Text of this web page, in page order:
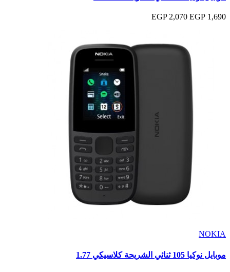
1,690 EGP
2,070 EGP
NOKIA
موبايل نوكيا 105 ثنائي الشريحة كلاسيكي 1.77